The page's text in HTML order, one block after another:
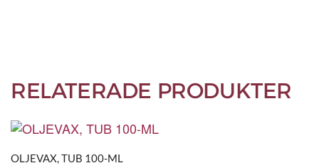
RELATERADE PRODUKTER
OLJEVAX, TUB 100-ML